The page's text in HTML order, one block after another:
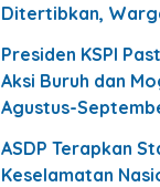
Ditertibkan,
Presiden KSPI
Aksi Buruh dan
Agustus-
ASDP Terapkan
Keselamatan